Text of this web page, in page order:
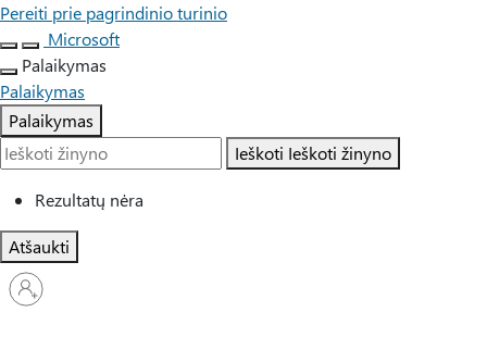
Pereiti prie pagrindinio turinio
Microsoft
Palaikymas
Palaikymas
Palaikymas
Ieškoti Ieškoti žinyno
Rezultatų nėra
Atšaukti
Prisijunkite
prie